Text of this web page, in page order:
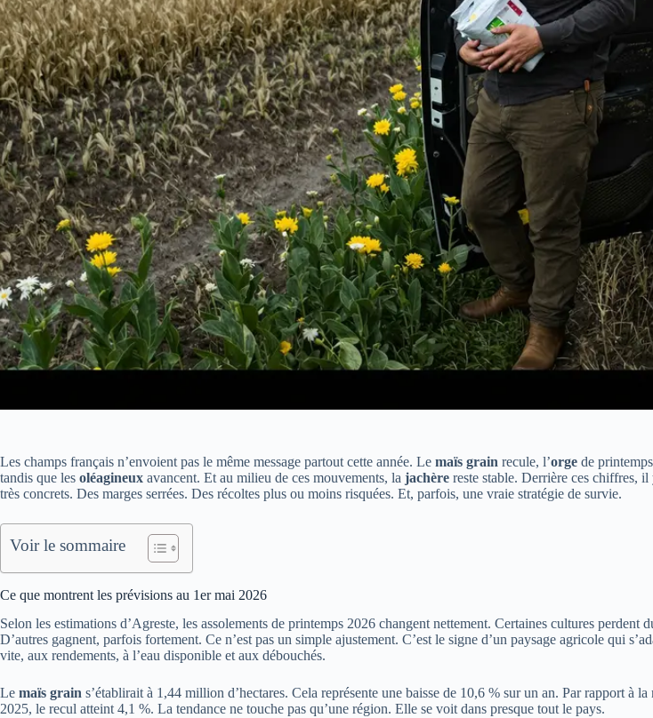
Les champs français n’envoient pas le même message partout cette année. Le maïs grain recule, l’orge de
tandis que les oléagineux avancent. Et au milieu de ces mouvements, la jachère reste stable. Derrière ces chiffres,
très concrets. Des marges serrées. Des récoltes plus ou moins risquées. Et, parfois, une vraie stratégie de survie.
Voir le sommaire
Ce que montrent les prévisions au 1er mai 2026
Selon les estimations d’Agreste, les assolements de printemps 2026 changent nettement. Certaines cultures perdent
D’autres gagnent, parfois fortement. Ce n’est pas un simple ajustement. C’est le signe d’un paysage agricole qui
vite, aux rendements, à l’eau disponible et aux débouchés.
Le maïs grain s’établirait à 1,44 million d’hectares. Cela représente une baisse de 10,6 % sur un an. Par rapport à
2025, le recul atteint 4,1 %. La tendance ne touche pas qu’une région. Elle se voit dans presque tout le pays.